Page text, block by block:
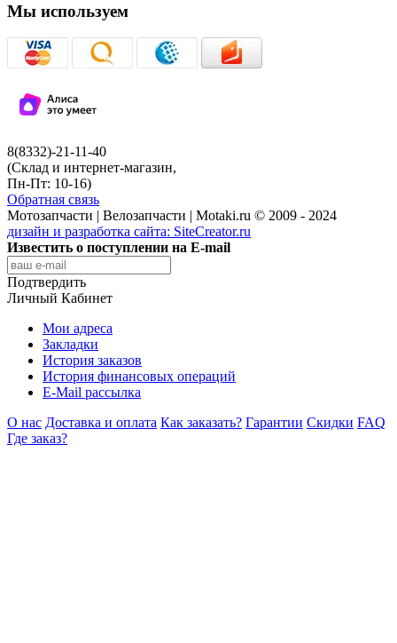
Мы используем
8(8332)-21-11-40
(Склад и интернет-магазин,
Пн-Пт: 10-16)
Обратная связь
Мотозапчасти | Велозапчасти | Motaki.ru © 2009 - 2024
дизайн и разработка сайта: SiteCreator.ru
Известить о поступлении на E-mail
Подтвердить
Личный Кабинет
Мои адреса
Закладки
История заказов
История финансовых операций
E-Mail рассылка
О нас Доставка и оплата Как заказать? Гарантии Скидки FAQ
Где заказ?